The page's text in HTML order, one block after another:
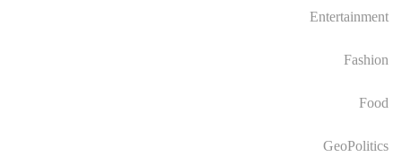
Entertainment
Fashion
Food
GeoPolitics